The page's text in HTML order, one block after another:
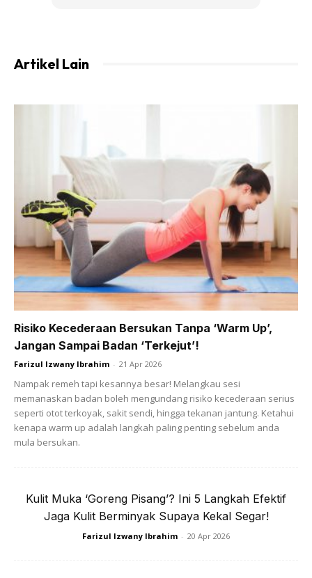
kepada Us Weekly pada 2016.
Ads
Mewarisi Kecantikan Dari Keluarga
dia mempunyai gen yang baik. Dalam keluarganya, hampir
semua ahli keluarganya mempunyai kulit yang baik
walaupun mereka tidak lagi muda.
Artikel Lain
Risiko Kecederaan Bersukan Tanpa ‘Warm Up’,
Jangan Sampai Badan ‘Terkejut’!
Farizul Izwany Ibrahim - 21 Apr 2026
Nampak remeh tapi kesannya besar! Melangkau sesi
memanaskan badan boleh mengundang risiko kecederaan serius
seperti otot terkoyak, sakit sendi, hingga tekanan jantung. Ketahui
kenapa warm up adalah langkah paling penting sebelum anda
mula bersukan.
Kulit Muka ‘Goreng Pisang’? Ini 5 Langkah Efektif
Jaga Kulit Berminyak Supaya Kekal Segar!
Farizul Izwany Ibrahim - 20 Apr 2026